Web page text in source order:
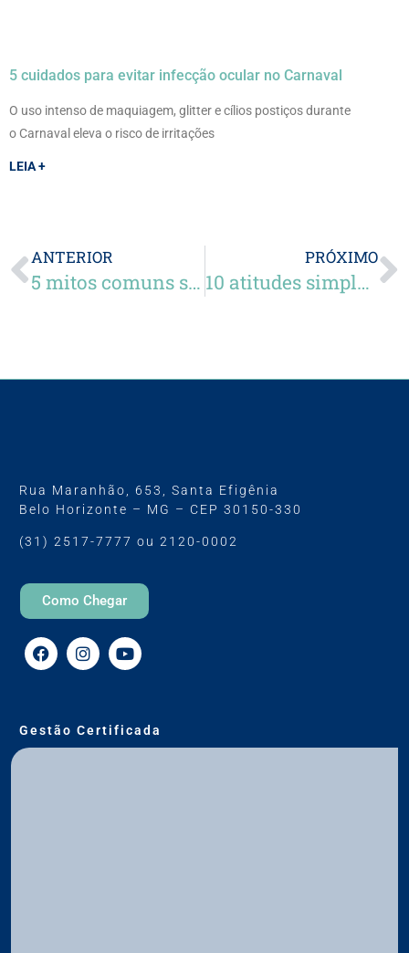
5 cuidados para evitar infecção ocular no Carnaval
O uso intenso de maquiagem, glitter e cílios postiços durante
o Carnaval eleva o risco de irritações
LEIA +
ANTERIOR
5 mitos comuns sobre a cirurgia de catarata
PRÓXIMO
10 atitudes simples para manter a saúde dos olhos ao longo da vida
Rua Maranhão, 653, Santa Efigênia
Belo Horizonte – MG – CEP 30150-330
(31) 2517-7777 ou 2120-0002
Como Chegar
Gestão Certificada